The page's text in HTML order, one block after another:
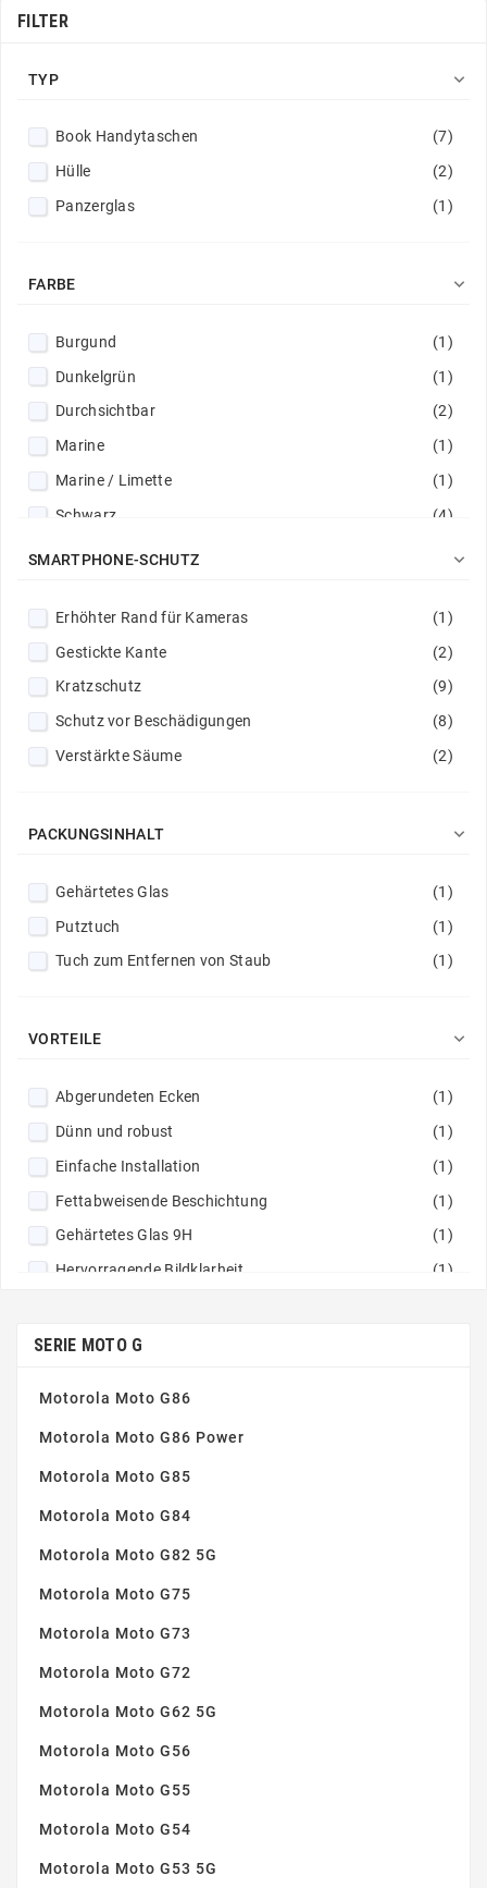
FILTER
TYP 
Book Handytaschen
(7)
Hülle
(2)
Panzerglas
(1)
FARBE 
Burgund
(1)
Dunkelgrün
(1)
Durchsichtbar
(2)
Marine
(1)
Marine / Limette
(1)
Schwarz
(4)
SMARTPHONE-SCHUTZ 
Erhöhter Rand für Kameras
(1)
Gestickte Kante
(2)
Kratzschutz
(9)
Schutz vor Beschädigungen
(8)
Verstärkte Säume
(2)
PACKUNGSINHALT 
Gehärtetes Glas
(1)
Putztuch
(1)
Tuch zum Entfernen von Staub
(1)
VORTEILE 
Abgerundeten Ecken
(1)
Dünn und robust
(1)
Einfache Installation
(1)
Fettabweisende Beschichtung
(1)
Gehärtetes Glas 9H
(1)
Hervorragende Bildklarheit
(1)
Perfekte Haftung
SERIE MOTO G
Motorola Moto G86
Motorola Moto G86 Power
Motorola Moto G85
Motorola Moto G84
Motorola Moto G82 5G
Motorola Moto G75
Motorola Moto G73
Motorola Moto G72
Motorola Moto G62 5G
Motorola Moto G56
Motorola Moto G55
Motorola Moto G54
Motorola Moto G53 5G